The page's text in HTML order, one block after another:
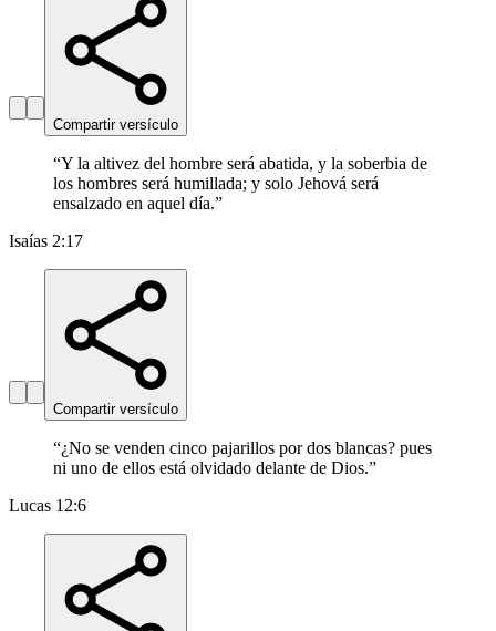
Compartir versículo
“Y la altivez del hombre será abatida, y la soberbia de
los hombres será humillada; y solo Jehová será
ensalzado en aquel día.”
Isaías 2:17
Compartir versículo
“¿No se venden cinco pajarillos por dos blancas? pues
ni uno de ellos está olvidado delante de Dios.”
Lucas 12:6